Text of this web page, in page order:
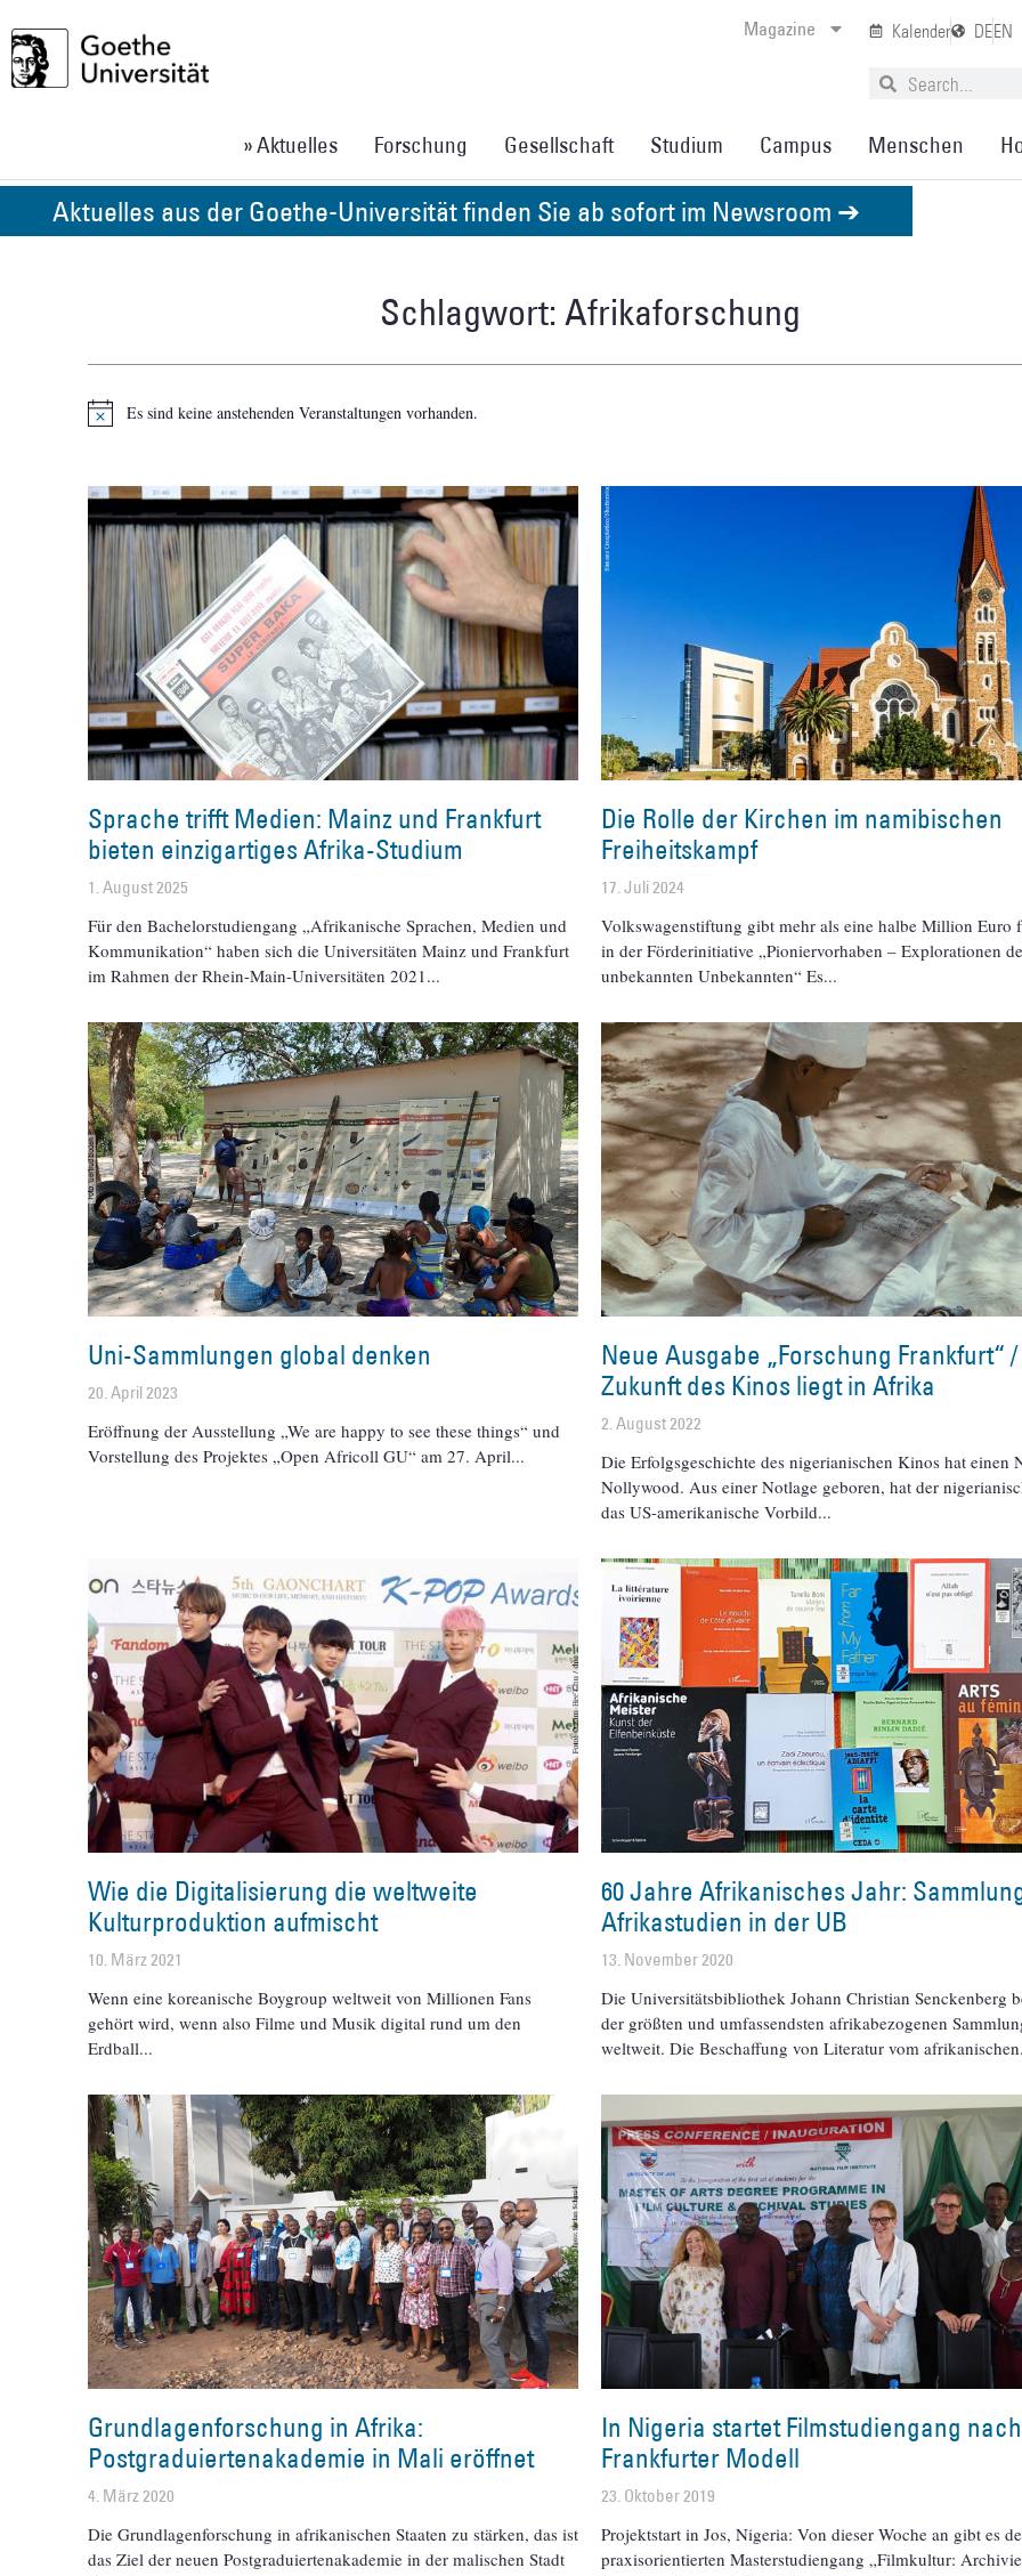
Magazine Kalender DEEN
» Aktuelles Forschung Gesellschaft Studium Campus Menschen
Aktuelles aus der Goethe-Universität finden Sie ab sofort im Newsroom ➔
Schlagwort: Afrikaforschung
HinweisEs sind keine anstehenden Veranstaltungen vorhanden.
Sprache trifft Medien: Mainz und Frankfurt
bieten einzigartiges Afrika-Studium
1. August 2025
Für den Bachelorstudiengang „Afrikanische Sprachen, Medien und
Kommunikation“ haben sich die Universitäten Mainz und Frankfurt
im Rahmen der Rhein-Main-Universitäten 2021
Die Rolle der Kirchen im namibischen
Freiheitskampf
17. Juli 2024
Volkswagenstiftung gibt mehr als eine halbe Million Euro
in der Förderinitiative „Pioniervorhaben – Explorationen
unbekannten Unbekannten“ Es
Uni-Sammlungen global denken
20. April 2023
Eröffnung der Ausstellung „We are happy to see these things“ und
Vorstellung des Projektes „Open Africoll GU“ am 27. April
Neue Ausgabe „Forschung Frankfurt“
Zukunft des Kinos liegt in Afrika
2. August 2022
Die Erfolgsgeschichte des nigerianischen Kinos hat einen
Nollywood. Aus einer Notlage geboren, hat der
das US-amerikanische Vorbild
Wie die Digitalisierung die weltweite
Kulturproduktion aufmischt
10. März 2021
Wenn eine koreanische Boygroup weltweit von Millionen Fans
gehört wird, wenn also Filme und Musik digital rund um den
Erdball
60 Jahre Afrikanisches Jahr:
Afrikastudien in der UB
13. November 2020
Die Universitätsbibliothek Johann Christian Senckenberg
der größten und umfassendsten afrikabezogenen
weltweit. Die Beschaffung von Literatur vom afrikanischen
Grundlagenforschung in Afrika:
Postgraduiertenakademie in Mali eröffnet
4. März 2020
Die Grundlagenforschung in afrikanischen Staaten zu stärken, das ist
das Ziel der neuen Postgraduiertenakademie in der malischen Stadt
In Nigeria startet Filmstudiengang nach
Frankfurter Modell
23. Oktober 2019
Projektstart in Jos, Nigeria: Von dieser Woche an gibt es
praxisorientierten Masterstudiengang „Filmkultur: